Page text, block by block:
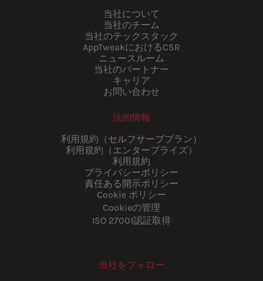
当社について
当社のチーム
当社のテックスタック
AppTweakにおけるCSR
ニュースルーム
当社のパートナー
キャリア
お問い合わせ
法的情報
利用規約（セルフサーブプラン）
利用規約（エンタープライズ）
利用規約
プライバシーポリシー
責任ある開示ポリシー
Cookie ポリシー
Cookieの管理
ISO 27001認証取得
当社をフォロー